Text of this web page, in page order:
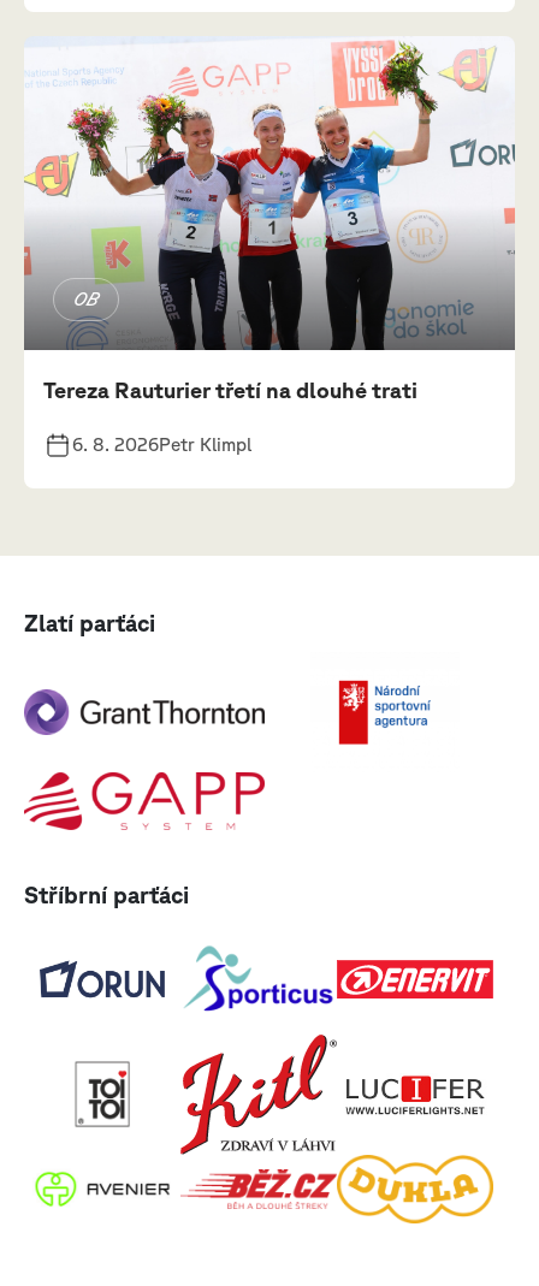
OB
Tereza Rauturier třetí na dlouhé trati
6. 8. 2026Petr Klimpl
Zlatí parťáci
Stříbrní parťáci